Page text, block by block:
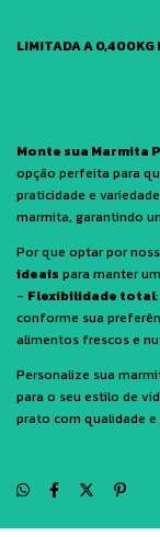
LIMITADA A 0,400KG
Monte sua Marmita
opção perfeita para
praticidade e
marmita, garantindo
Por que optar por
ideais para manter
- Flexibilidade total
conforme sua
alimentos frescos e
Personalize sua
para o seu estilo de
prato com qualidade